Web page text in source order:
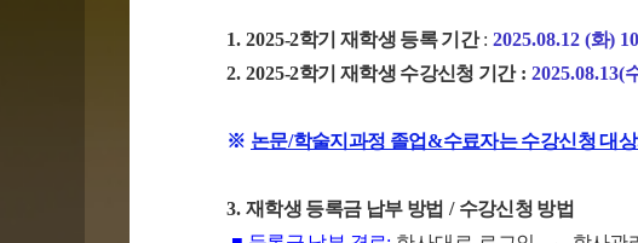
1. 2025-2학기 재학생 등록 기간 :2025.08.12 (화)
2. 2025-2학기 재학생 수강신청 기간: 2025.08.13(
※ 논문/학술지과정 졸업 &수료자는 수강신청 대
3. 재학생 등록금 납부 방법 / 수강신청 방법